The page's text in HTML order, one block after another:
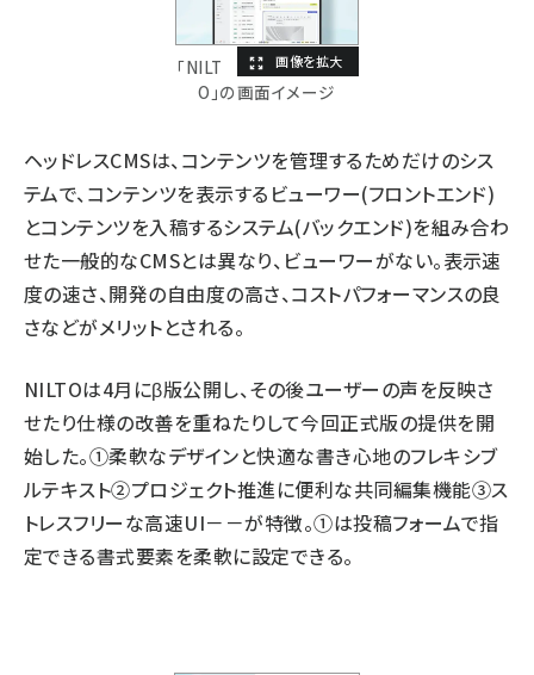
「NILT
O」の画面イメージ
ヘッドレスCMSは、コンテンツを管理するためだけのシス
テムで、コンテンツを表示するビューワー(フロントエンド)
とコンテンツを入稿するシステム(バックエンド)を組み合わ
せた一般的なCMSとは異なり、ビューワーがない。表示速
度の速さ、開発の自由度の高さ、コストパフォーマンスの良
さなどがメリットとされる。
NILTOは4月にβ版公開し、その後ユーザーの声を反映さ
せたり仕様の改善を重ねたりして今回正式版の提供を開
始した。①柔軟なデザインと快適な書き心地のフレキシブ
ルテキスト②プロジェクト推進に便利な共同編集機能③ス
トレスフリーな高速UI－－が特徴。①は投稿フォームで指
定できる書式要素を柔軟に設定できる。